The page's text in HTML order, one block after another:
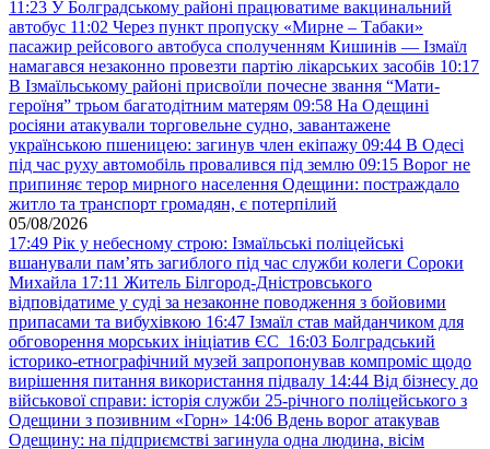
11:23 У Болградському районі працюватиме вакцинальний
автобус 11:02 Через пункт пропуску «Мирне – Табаки»
пасажир рейсового автобуса сполученням Кишинів — Ізмаїл
намагався незаконно провезти партію лікарських засобів 10:17
В Ізмаїльському районі присвоїли почесне звання “Мати-
героїня” трьом багатодітним матерям 09:58 На Одещині
росіяни атакували торговельне судно, завантажене
українською пшеницею: загинув член екіпажу 09:44 В Одесі
під час руху автомобіль провалився під землю 09:15 Ворог не
припиняє терор мирного населення Одещини: постраждало
житло та транспорт громадян, є потерпілий
05/08/2026
17:49 Рік у небесному строю: Ізмаїльські поліцейські
вшанували пам’ять загиблого під час служби колеги Сороки
Михайла 17:11 Житель Білгород-Дністровського
відповідатиме у суді за незаконне поводження з бойовими
припасами та вибухівкою 16:47 Ізмаїл став майданчиком для
обговорення морських ініціатив ЄС 16:03 Болградський
історико-етнографічний музей запропонував компроміс щодо
вирішення питання використання підвалу 14:44 Від бізнесу до
військової справи: історія служби 25-річного поліцейського з
Одещини з позивним «Горн» 14:06 Вдень ворог атакував
Одещину: на підприємстві загинула одна людина, вісім